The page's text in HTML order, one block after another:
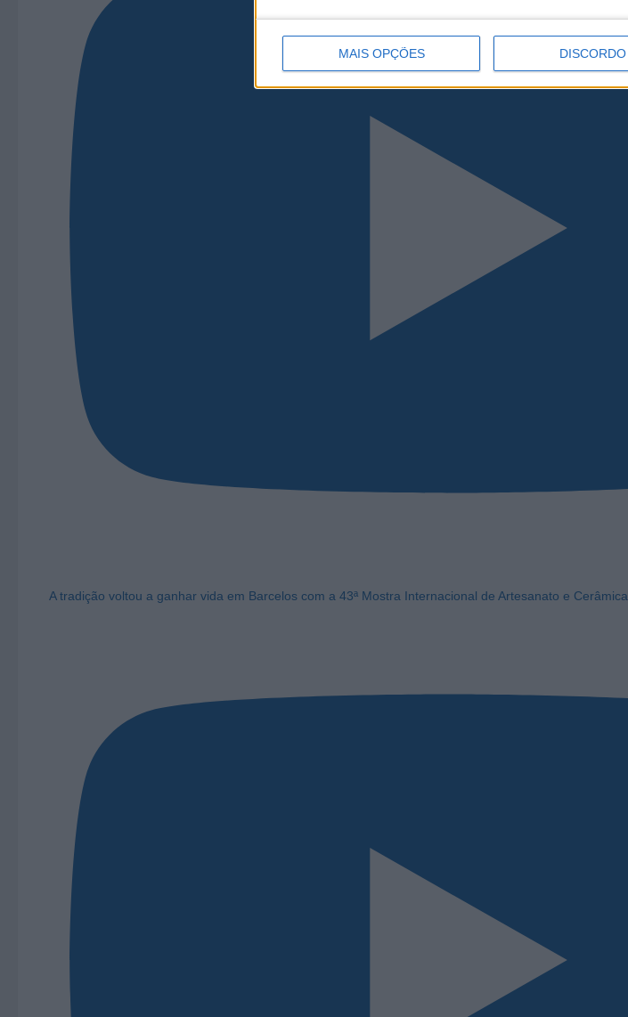
MAIS OPÇÕES DISCORDO
A tradição voltou a ganhar vida em Barcelos com a 43ª Mostra Internacional de Artesanato e Cerâmica